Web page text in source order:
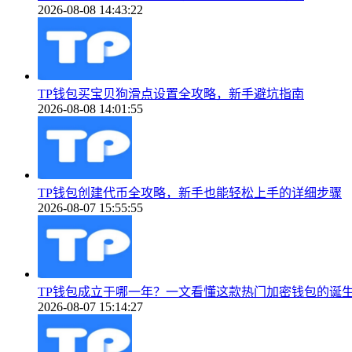
2026-08-08 14:43:22
TP钱包买宝贝狗滑点设置全攻略，新手避坑指南
2026-08-08 14:01:55
TP钱包创建代币全攻略，新手也能轻松上手的详细步骤
2026-08-07 15:55:55
TP钱包成立于哪一年？一文看懂这款热门加密钱包的诞
2026-08-07 15:14:27